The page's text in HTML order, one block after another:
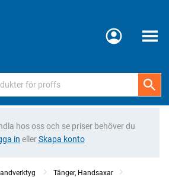
Meny
hos oss och se priser behöver du
in ellerSkapa konto
Tänger, Handsaxar